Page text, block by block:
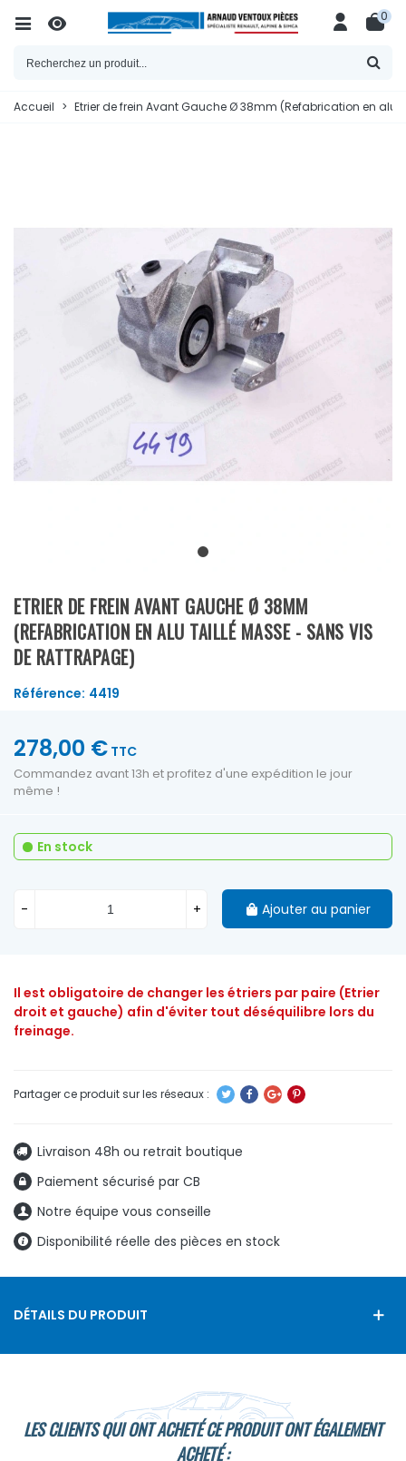
0
Accueil > Etrier de frein Avant Gauche Ø 38mm (Refabrication en
ETRIER DE FREIN AVANT GAUCHE Ø 38MM
(REFABRICATION EN ALU TAILLÉ MASSE - SANS VIS
DE RATTRAPAGE)
Référence: 4419
Il est obligatoire de changer les étriers par paire (Etrier
droit et gauche) afin d'éviter tout déséquilibre lors du
freinage.
Livraison 48h ou retrait boutique
Paiement sécurisé par CB
Notre équipe vous conseille
Disponibilité réelle des pièces en stock
278,00 € TTC
Commandez avant 13h et profitez d'une expédition le jour
même !
En stock
- + Ajouter au panier
DÉTAILS DU PRODUIT
LES CLIENTS QUI ONT ACHETÉ CE PRODUIT ONT ÉGALEMENT
ACHETÉ :